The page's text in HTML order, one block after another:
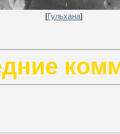
[Гульхана]